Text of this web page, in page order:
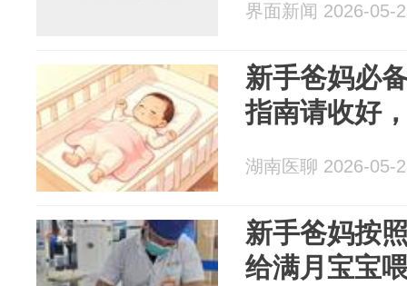
界面新闻 2026-05-
新手爸妈必
指南请收好
湖南医聊 2026-05-
新手爸妈按
给满月宝宝